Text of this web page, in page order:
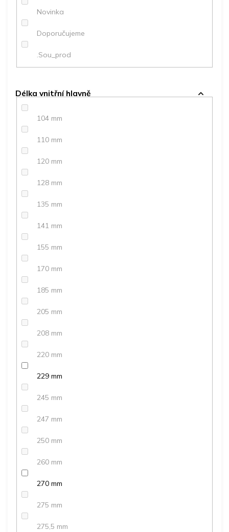
Novinka
Doporučujeme
.Sou_prod
Délka vnitřní hlavně
104 mm
110 mm
120 mm
128 mm
135 mm
141 mm
155 mm
170 mm
185 mm
205 mm
208 mm
220 mm
229 mm
245 mm
247 mm
250 mm
260 mm
270 mm
275 mm
275,5 mm